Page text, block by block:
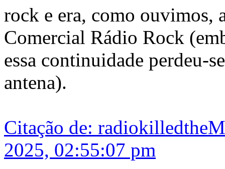
rock e era, como ouvimos,
Comercial Rádio Rock
essa continuidade perdeu-
antena).
Citação de:
2025, 02:55:07 pm